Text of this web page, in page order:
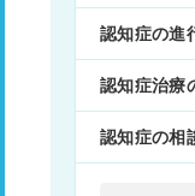
認知症の進
認知症治療
認知症の相